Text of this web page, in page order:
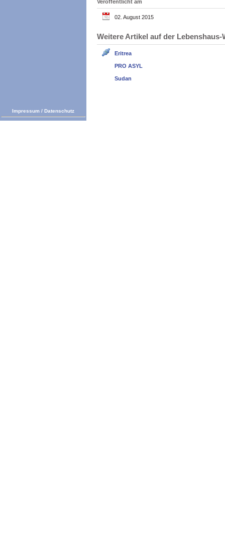
Veröffentlicht am
02. August 2015
Weitere Artikel auf der
Eritrea
PRO ASYL
Sudan
Impressum / Datenschutz